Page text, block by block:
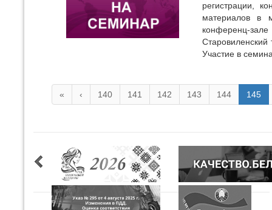
регистрации,
материалов в
конференц-
Старовиленский
Участие в
« ‹ 140 141 142 143 144 145